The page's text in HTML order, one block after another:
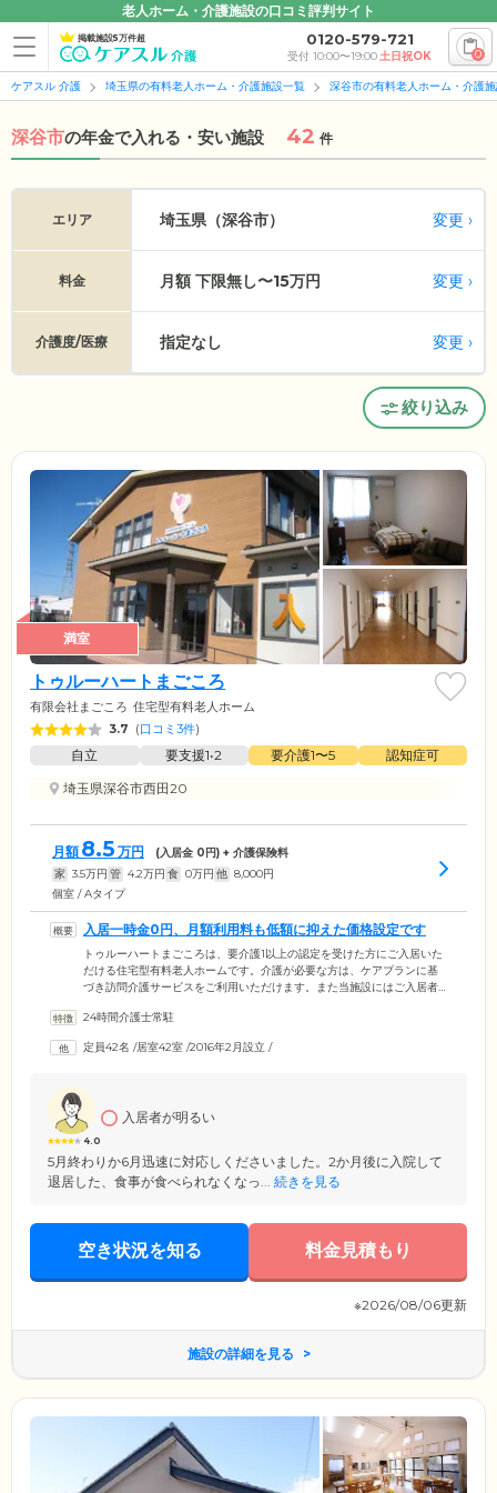
老人ホーム・介護施設の口コミ評判サイト
掲載施設5万件超 0120-579-721
受付 10:00〜19:00土日祝OK 0
ケアスル 介護 埼玉県の有料老人ホーム・介護施設一覧 深谷市の有料老人ホーム・介護
深谷市の年金で入れる・安い施設 42 件
エリア 埼玉県（深谷市） 変更
料金 月額 下限無し〜15万円 変更
介護度/医療 指定なし 変更
絞り込み
満室
トゥルーハートまごころ
有限会社まごころ 住宅型有料老人ホーム
3.7 (口コミ3件)
自立 要支援1•2 要介護1〜5
認知症可
埼玉県深谷市西田20
月額 8.5 万円 (入居金 0円) + 介護保険料
家 3.5万円 管 4.2万円 食 0万円 他 8,000円
個室 / Aタイプ
入居一時金0円、月額利用料も低額に抑えた価格設定です
トゥルーハートまごころは、要介護1以上の認定を受けた方にご入居いた
だける住宅型有料老人ホームです。介護が必要な方は、ケアプランに基
づき訪問介護サービスをご利用いただけます。また当施設にはご入居者
いては、近隣の総合病院、歯科医院と提携し、月に2回の訪問診療を実施
るだけ軽減するため、入居一時金0円、月額利用料も低額に抑えた価格設
24時間介護士常駐
定員42名 /居室42室 /2016年2月設立 /
4.0
入居者が明るい
5月終わりか6月迅速に対応しくださいました。2か月後に入院して
退居した、食事が食べられなくなっ... 続きを見る
空き状況を知る 料金見積もり
※2026/08/06更新
施設の詳細を見る